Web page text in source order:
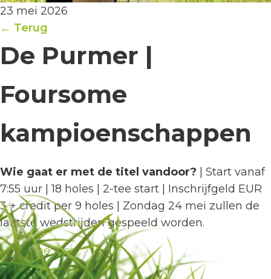
23 mei 2026
← Terug
De Purmer |
Foursome
kampioenschappen
Wie gaat er met de titel vandoor? | Start vanaf
7:55 uur | 18 holes | 2-tee start | Inschrijfgeld EUR
3 + credit per 9 holes | Zondag 24 mei zullen de
laatste wedstrijden gespeeld worden.
HGC Doe Mee!